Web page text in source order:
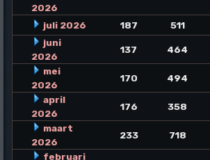
2026
juli 2026 187 511
juni
2026
137 464
mei
2026
170 494
april
2026
176 358
maart
2026
233 718
februari